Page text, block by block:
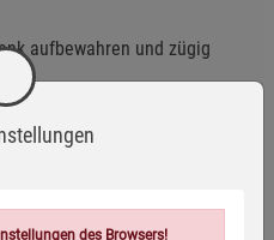
aufbewahren und zügig
4013182020908
des Browsers!